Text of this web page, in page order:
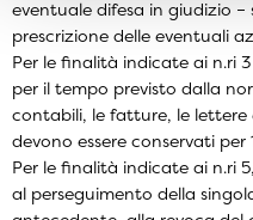
eventuale difesa in giudizio
prescrizione delle eventuali
Per le finalità indicate ai n.ri
per il tempo previsto dalla
contabili, le fatture, le lettere
devono essere conservati per
Per le finalità indicate ai n.ri
al perseguimento della